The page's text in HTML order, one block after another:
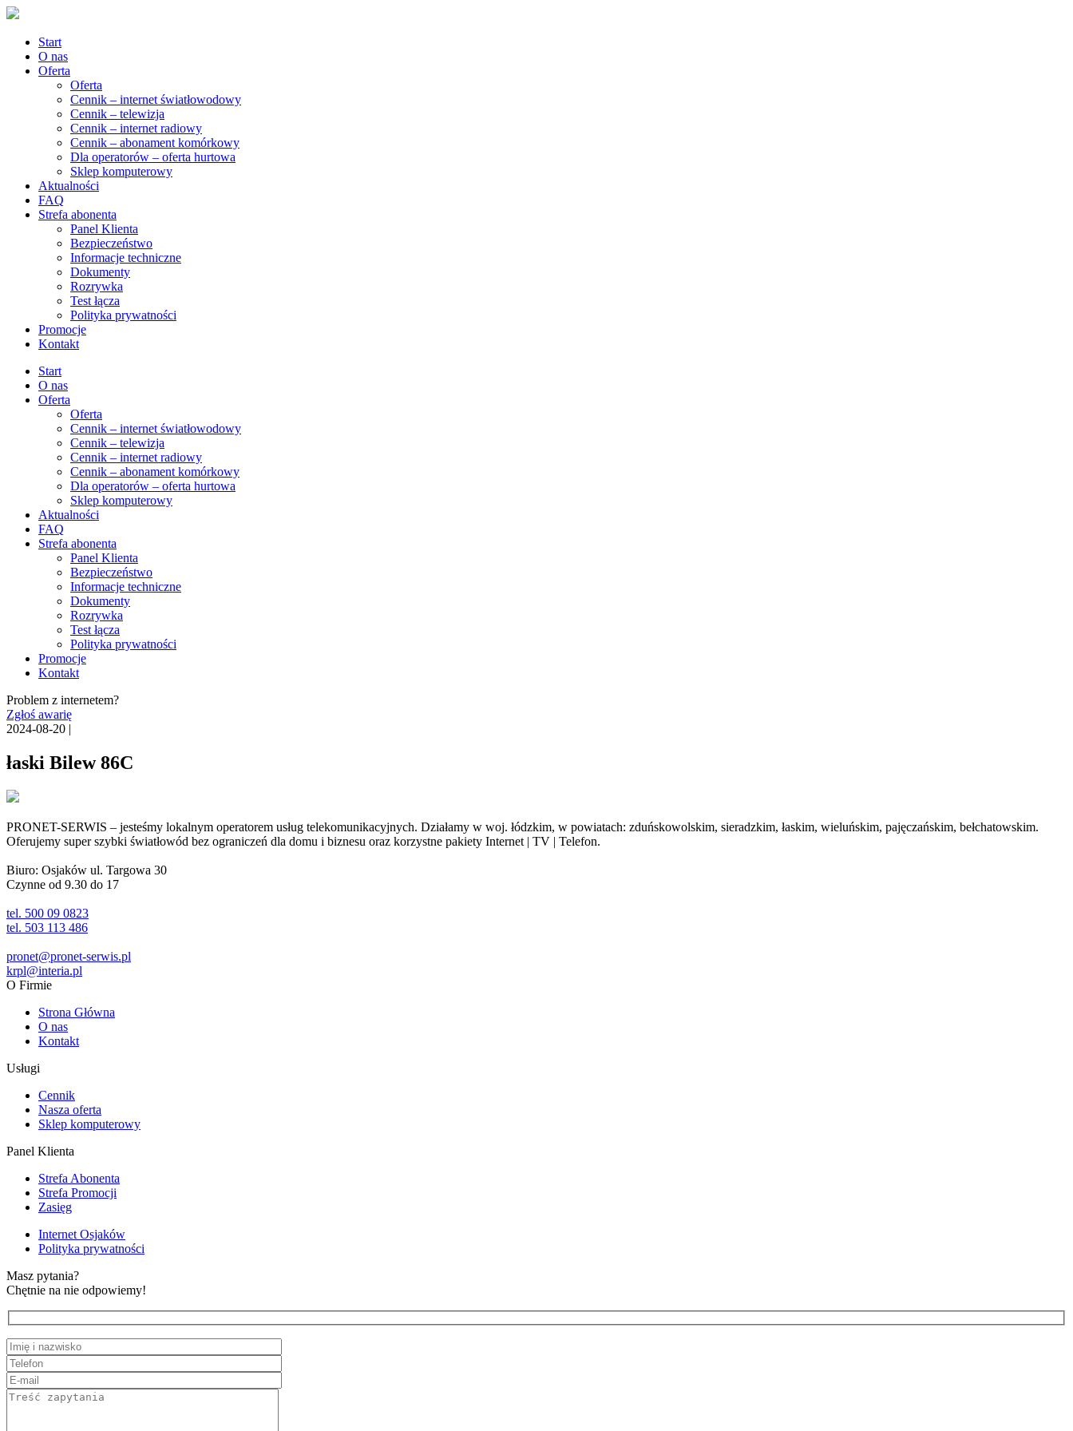
Start
O nas
Oferta
Oferta
Cennik – internet światłowodowy
Cennik – telewizja
Cennik – internet radiowy
Cennik – abonament komórkowy
Dla operatorów – oferta hurtowa
Sklep komputerowy
Aktualności
FAQ
Strefa abonenta
Panel Klienta
Bezpieczeństwo
Informacje techniczne
Dokumenty
Rozrywka
Test łącza
Polityka prywatności
Promocje
Kontakt
Start
O nas
Oferta
Oferta
Cennik – internet światłowodowy
Cennik – telewizja
Cennik – internet radiowy
Cennik – abonament komórkowy
Dla operatorów – oferta hurtowa
Sklep komputerowy
Aktualności
FAQ
Strefa abonenta
Panel Klienta
Bezpieczeństwo
Informacje techniczne
Dokumenty
Rozrywka
Test łącza
Polityka prywatności
Promocje
Kontakt
Problem z internetem?
Zgłoś awarię
2024-08-20 |
łaski Bilew 86C
PRONET-SERWIS – jesteśmy lokalnym operatorem usług telekomunikacyjnych. Działamy w woj. łódzkim, w powiatach: zduńskowolskim, sieradzkim, łaskim, wieluńskim, pajęczańskim, bełchatowskim.
Oferujemy super szybki światłowód bez ograniczeń dla domu i biznesu oraz korzystne pakiety Internet | TV | Telefon.
Biuro: Osjaków ul. Targowa 30
Czynne od 9.30 do 17
tel. 500 09 0823
tel. 503 113 486
pronet@pronet-serwis.pl
krpl@interia.pl
O Firmie
Strona Główna
O nas
Kontakt
Usługi
Cennik
Nasza oferta
Sklep komputerowy
Panel Klienta
Strefa Abonenta
Strefa Promocji
Zasięg
Internet Osjaków
Polityka prywatności
Masz pytania?
Chętnie na nie odpowiemy!